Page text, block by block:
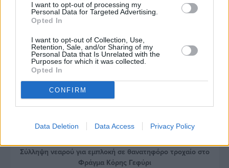
I want to opt-out of processing my
Personal Data for Targeted Advertising.
Opted In
I want to opt-out of Collection, Use,
Retention, Sale, and/or Sharing of my
Personal Data that Is Unrelated with the
Purposes for which it was collected.
Opted In
CONFIRM
Data Deletion Data Access Privacy Policy
Σύλληψη νεαρού για εμπλοκή σε θανατηφόρο τροχαίο στο
Φράγμα Κόρης Γεφύρι